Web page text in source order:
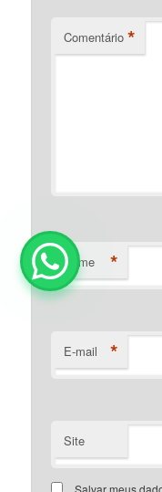
Comentário *
Nome *
E-mail *
Site
Salvar meus